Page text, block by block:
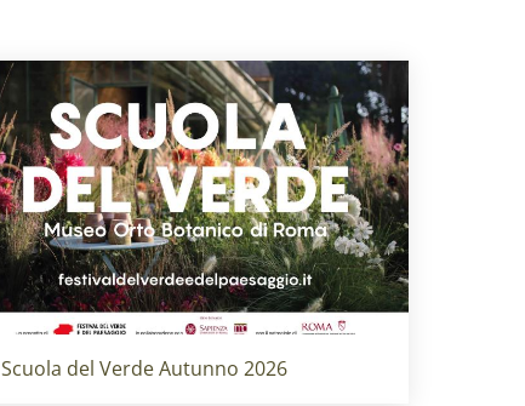
Titolo card:
Scuola del Verde Autunno 2026